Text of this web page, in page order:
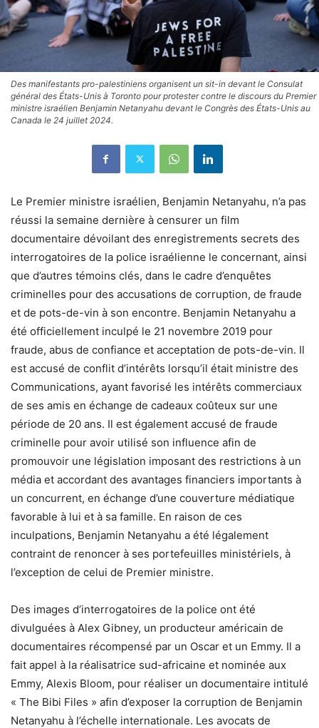
Des manifestants pro-palestiniens organisent un sit-in devant le Consulat
général des États-Unis à Toronto pour protester contre le discours du Premier
ministre israélien Benjamin Netanyahu devant le Congrès des États-Unis au
Canada le 24 juillet 2024.
Le Premier ministre israélien, Benjamin Netanyahu, n’a pas
réussi la semaine dernière à censurer un film
documentaire dévoilant des enregistrements secrets des
interrogatoires de la police israélienne le concernant, ainsi
que d’autres témoins clés, dans le cadre d’enquêtes
criminelles pour des accusations de corruption, de fraude
et de pots-de-vin à son encontre. Benjamin Netanyahu a
été officiellement inculpé le 21 novembre 2019 pour
fraude, abus de confiance et acceptation de pots-de-vin. Il
est accusé de conflit d’intérêts lorsqu’il était ministre des
Communications, ayant favorisé les intérêts commerciaux
de ses amis en échange de cadeaux coûteux sur une
période de 20 ans. Il est également accusé de fraude
criminelle pour avoir utilisé son influence afin de
promouvoir une législation imposant des restrictions à un
média et accordant des avantages financiers importants à
un concurrent, en échange d’une couverture médiatique
favorable à lui et à sa famille. En raison de ces
inculpations, Benjamin Netanyahu a été légalement
contraint de renoncer à ses portefeuilles ministériels, à
l’exception de celui de Premier ministre.
Des images d’interrogatoires de la police ont été
divulguées à Alex Gibney, un producteur américain de
documentaires récompensé par un Oscar et un Emmy. Il a
fait appel à la réalisatrice sud-africaine et nominée aux
Emmy, Alexis Bloom, pour réaliser un documentaire intitulé
« The Bibi Files » afin d’exposer la corruption de Benjamin
Netanyahu à l’échelle internationale. Les avocats de